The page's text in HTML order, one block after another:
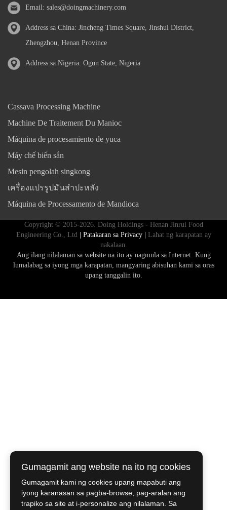
Email: sales@doingmachinery.com
Address sa China: Jincheng Times Square, Jinshui District,
Zhengzhou, Henan Province
Address sa Nigeria: Ogun State, Nigeria
Cassava Processing Machine
Machine De Traitement Du Manioc
Máquina de procesamiento de yuca
Máy chế biến sắn
Mesin pengolah singkong
เครื่องแปรรูปมันสำปะหลัง
Máquina de Processamento de Mandioca
Gumagamit ang website na ito ng cookies
Gumagamit kami ng cookies upang mapabuti ang
iyong karanasan sa pagba-browse, pag-aralan ang
trapiko sa site at i-personalize ang nilalaman. Sa
Copyright © 2015-2026. Doing Holdings - Henan Jinrui Food
Engineering Co., Ltd | Patakaran sa Privacy |
Lahat ng karapatan ay
nakalaan.
Ang ilang nilalaman sa website na ito ay nagmula sa Internet. Kung
lumalabag sa iyong mga karapatan, mangyaring abisuhan kami sa oras
upang tanggalin ito.